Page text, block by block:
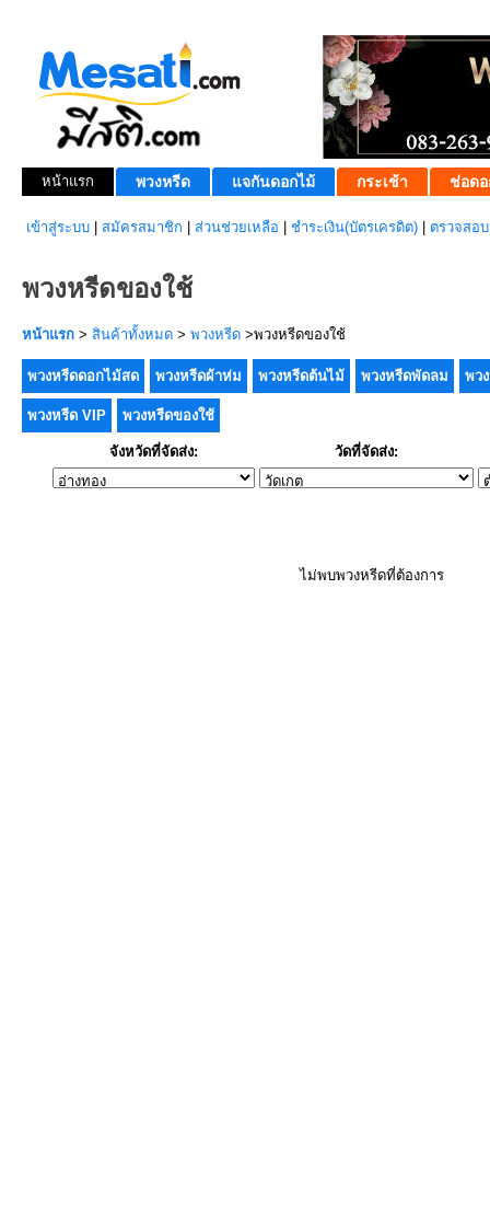
หน้าแรก พวงหรีด แจกันดอกไม้ กระเช้า ช่อดอ
เข้าสู่ระบบ สมัครสมาชิก ส่วนช่วยเหลือ ชำระเงิน(บัตรเครดิต) ตรวจสอ
พวงหรีดของใช้
หน้าแรก > สินค้าทั้งหมด > พวงหรีด >พวงหรีดของใช้
พวงหรีดดอกไม้สด พวงหรีดผ้าห่ม พวงหรีดต้นไม้ พวงหรีดพัดลม พว
พวงหรีด VIP พวงหรีดของใช้
จังหวัดที่จัดส่ง: วัดที่จัดส่ง:
ไม่พบพวงหรีดที่ต้องการ